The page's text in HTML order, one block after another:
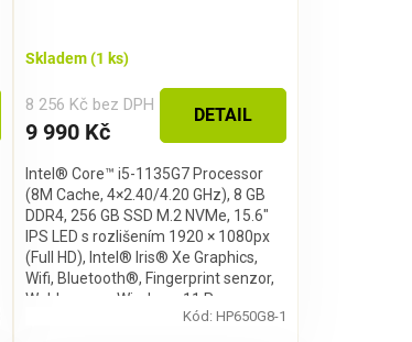
Skladem(1 ks)
8 256 Kč bez DPH
9 990 Kč
DETAIL
Intel® Core™ i5-1135G7 Processor
(8M Cache, 4×2.40/4.20 GHz), 8 GB
DDR4, 256 GB SSD M.2 NVMe, 15.6″
IPS LED s rozlišením 1920 × 1080px
(Full HD), Intel® Iris® Xe Graphics,
Wifi, Bluetooth®, Fingerprint senzor,
Webkamera, Windows 11 Pro
Kód: HP650G8-1